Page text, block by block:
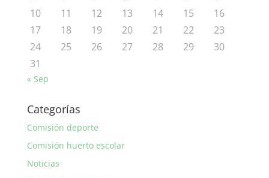
10
11 12 13 14 15
16
17
18 19 20 21 22
23
24
25 26 27 28 29
30
31
« Sep
Categorías
Comisión deporte
Comisión huerto escolar
Noticias